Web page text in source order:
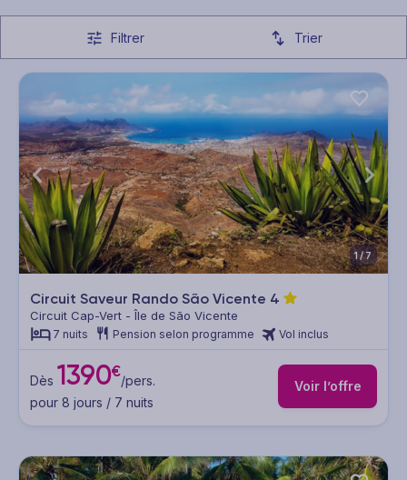
Filtrer Trier
1/7
Circuit Saveur Rando São Vicente 4
Circuit Cap-Vert - Île de São Vicente
7 nuits Pension selon programme Vol inclus
Dès 1390€/pers.
pour 8 jours / 7 nuits
Voir l’offre